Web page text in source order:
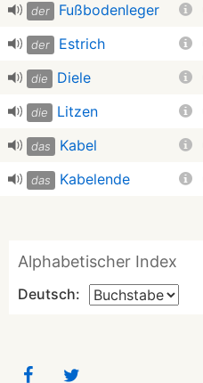
der Fußbodenleger
der Estrich
die Diele
die Litzen
das Kabel
das Kabelende
Alphabetischer Index
Deutsch: